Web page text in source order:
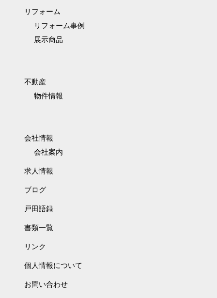
リフォーム
リフォーム事例
展示商品
不動産
物件情報
会社情報
会社案内
求人情報
ブログ
戸田語録
書類一覧
リンク
個人情報について
お問い合わせ